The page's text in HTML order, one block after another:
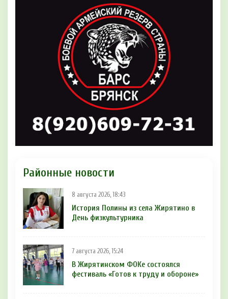
Районные новости
8 августа 2026, 18:43
История Полины из села Жирятино в
День физкультурника
7 августа 2026, 15:24
В Жирятинском ФОКе состоялся
фестиваль «Готов к труду и обороне»